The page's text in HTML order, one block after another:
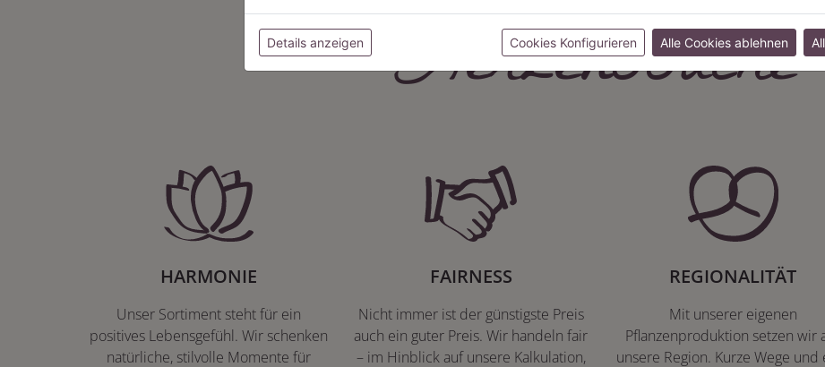
Herzenssache:
HARMONIE
Unser Sortiment steht für ein
positives Lebensgefühl. Wir schenken
natürliche, stilvolle Momente für
FAIRNESS
Nicht immer ist der günstigste Preis
auch ein guter Preis. Wir handeln fair
– im Hinblick auf unsere Kalkulation,
REGIONALITÄT
Mit unserer eigenen
Pflanzenproduktion setzen wir
unsere Region. Kurze Wege und
Details anzeigen Cookies Konfigurieren Alle Cookies ablehnen